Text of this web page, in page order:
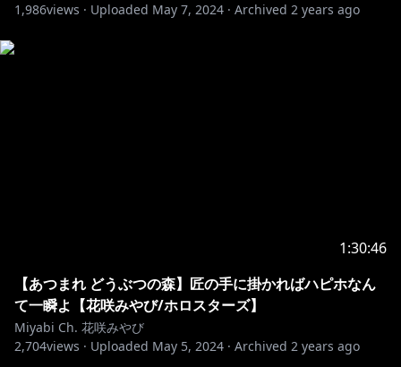
■オリジナル楽曲「開花宣言」2022年2月19日
https://www.youtube.com/playlist?
list=PLNQov5ZpSSWclbG0Rvs-CDWqybmOKNbhO
【ホロスターズ１期生】
1,986views · Uploaded May 7, 2024 · Archived 2 years ago
1:30:46
【あつまれ どうぶつの森】匠の手に掛かればハピホなん
て一瞬よ【花咲みやび/ホロスターズ】
Miyabi Ch. 花咲みやび
2,704views · Uploaded May 5, 2024 · Archived 2 years ago